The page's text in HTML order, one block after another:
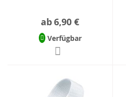
ab6,90 €
Verfügbar